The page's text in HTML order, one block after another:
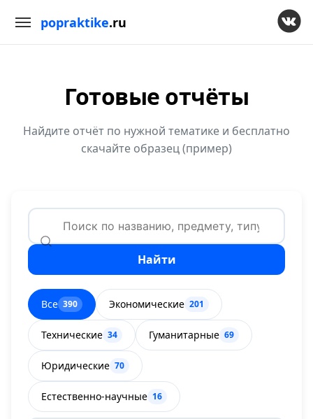
popraktike.ru
Готовые отчёты
Найдите отчёт по нужной тематике и бесплатно
скачайте образец (пример)
Найти
Все 390 Экономические 201
Технические 34 Гуманитарные 69
Юридические 70
Естественно-научные 16